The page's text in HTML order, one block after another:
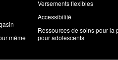
même
Versements flexibles
Accessibilité
Ressources de soins pour la
pour adolescents